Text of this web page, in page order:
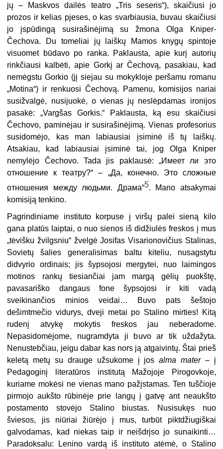
jų – Maskvos dailės teatro „Tris seseris“), skaičiusi jo
prozos ir kelias pjeses, o kas svarbiausia, buvau skaičiusi
jo įspūdingą susirašinėjimą su žmona Olga Kniper-
Čechova. Du tomeliai jų laiškų Mamos knygų spintoje
visuomet būdavo po ranka. Paklausta, apie kurį autorių
rinkčiausi kalbėti, apie Gorkį ar Čechovą, pasakiau, kad
nemėgstu Gorkio (jį siejau su mokykloje peršamu romanu
„Motina“) ir renkuosi Čechovą. Pamenu, komisijos nariai
susižvalgė, nusijuokė, o vienas jų neslėpdamas ironijos
pasakė: „Vargšas Gorkis.“ Paklausta, ką esu skaičiusi
Čechovo, paminėjau ir susirašinėjimą. Vienas profesorius
susidomėjo, kas man labiausiai įsiminė iš tų laiškų.
Atsakiau, kad labiausiai įsiminė tai, jog Olga Kniper
nemylėjo Čechovo. Tada jis paklausė: „Имеет ли это
отношение к театру?“ – „Да, конечно. Это сложные
отношения между людьми. Драма“5. Mano atsakymai
komisiją tenkino.
Pagrindiniame instituto korpuse į viršų palei sieną kilo
gana platūs laiptai, o nuo sienos iš didžiulės freskos į mus
„tėvišku žvilgsniu“ žvelgė Josifas Visarionovičius Stalinas,
Sovietų šalies generalisimas baltu kiteliu, nusagstytu
didvyrio ordinais; jis šypsojosi mergytei, nuo laimingos
motinos rankų tiesiančiai jam margą gėlių puokštę,
pavasariško dangaus fone šypsojosi ir kiti vadą
sveikinančios minios veidai… Buvo pats šeštojo
dešimtmečio vidurys, dveji metai po Stalino mirties! Kitą
rudenį atvykę mokytis freskos jau neberadome.
Nepasidomėjome, nugramdyta ji buvo ar tik uždažyta.
Nenustebčiau, jeigu dabar kas nors ją atgaivintų. Štai prieš
keletą metų su drauge užsukome į josalma mater– į
Pedagoginį literatūros institutą Mažojoje Pirogovkoje,
kuriame mokėsi ne vienas mano pažįstamas. Ten tuščioje
pirmojo aukšto rūbinėje prie langų į gatvę ant neaukšto
postamento stovėjo Stalino biustas. Nusisukęs nuo
šviesos, jis niūriai žiūrėjo į mus, turbūt piktdžiugiškai
galvodamas, kad niekas taip ir neišdrįso jo sunaikinti…
Paradoksalu: Lenino vardą iš instituto atėmė, o Stalino